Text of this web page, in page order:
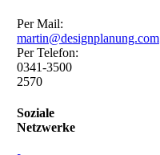
Per Mail:
martin@designplanung.com
Per Telefon:
0341-3500
2570
Soziale
Netzwerke